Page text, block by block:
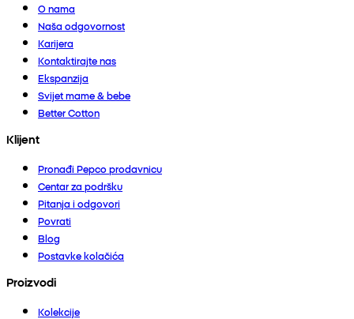
O nama
Naša odgovornost
Karijera
Kontaktirajte nas
Ekspanzija
Svijet mame & bebe
Better Cotton
Klijent
Pronađi Pepco prodavnicu
Centar za podršku
Pitanja i odgovori
Povrati
Blog
Postavke kolačića
Proizvodi
Kolekcije